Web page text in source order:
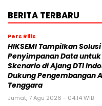
BERITA TERBARU
Pers Rilis
HIKSEMI Tampilkan Solusi
Penyimpanan Data
Skenario di Ajang DTI
Dukung Pengembangan
Tenggara
Jumat, 7 Agu 2026 - 04:14 WIB